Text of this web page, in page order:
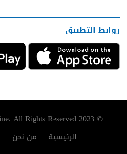
روابط التطبيق
© 2023 The Monthly Magazine. All Rights Reserved.
الرئيسية
من نحن